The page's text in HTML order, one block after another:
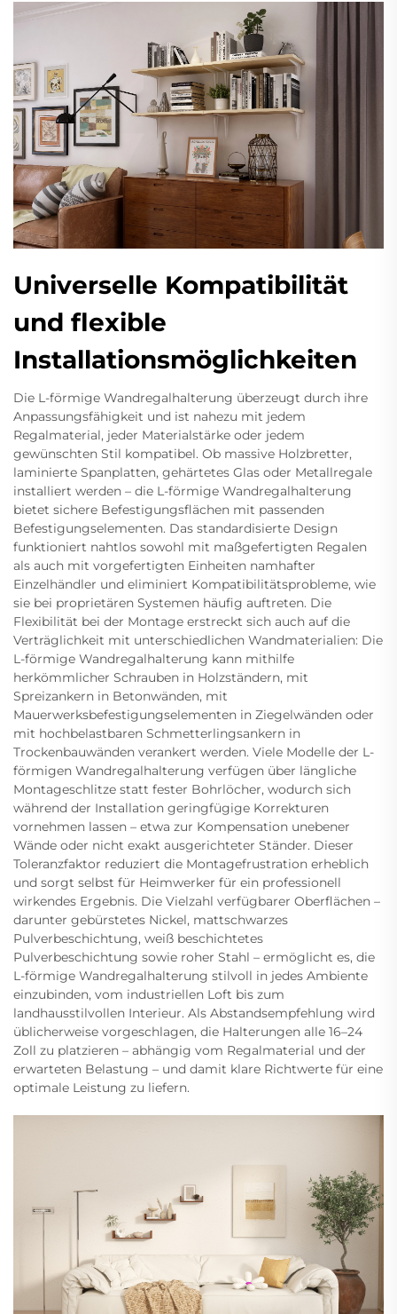
Universelle Kompatibilität
und flexible
Installationsmöglichkeiten
Die L-förmige Wandregalhalterung überzeugt durch ihre
Anpassungsfähigkeit und ist nahezu mit jedem
Regalmaterial, jeder Materialstärke oder jedem
gewünschten Stil kompatibel. Ob massive Holzbretter,
laminierte Spanplatten, gehärtetes Glas oder Metallregale
installiert werden – die L-förmige Wandregalhalterung
bietet sichere Befestigungsflächen mit passenden
Befestigungselementen. Das standardisierte Design
funktioniert nahtlos sowohl mit maßgefertigten Regalen
als auch mit vorgefertigten Einheiten namhafter
Einzelhändler und eliminiert Kompatibilitätsprobleme, wie
sie bei proprietären Systemen häufig auftreten. Die
Flexibilität bei der Montage erstreckt sich auch auf die
Verträglichkeit mit unterschiedlichen Wandmaterialien: Die
L-förmige Wandregalhalterung kann mithilfe
herkömmlicher Schrauben in Holzständern, mit
Spreizankern in Betonwänden, mit
Mauerwerksbefestigungselementen in Ziegelwänden oder
mit hochbelastbaren Schmetterlingsankern in
Trockenbauwänden verankert werden. Viele Modelle der L-
förmigen Wandregalhalterung verfügen über längliche
Montageschlitze statt fester Bohrlöcher, wodurch sich
während der Installation geringfügige Korrekturen
vornehmen lassen – etwa zur Kompensation unebener
Wände oder nicht exakt ausgerichteter Ständer. Dieser
Toleranzfaktor reduziert die Montagefrustration erheblich
und sorgt selbst für Heimwerker für ein professionell
wirkendes Ergebnis. Die Vielzahl verfügbarer Oberflächen –
darunter gebürstetes Nickel, mattschwarzes
Pulverbeschichtung, weiß beschichtetes
Pulverbeschichtung sowie roher Stahl – ermöglicht es, die
L-förmige Wandregalhalterung stilvoll in jedes Ambiente
einzubinden, vom industriellen Loft bis zum
landhausstilvollen Interieur. Als Abstandsempfehlung wird
üblicherweise vorgeschlagen, die Halterungen alle 16–24
Zoll zu platzieren – abhängig vom Regalmaterial und der
erwarteten Belastung – und damit klare Richtwerte für eine
optimale Leistung zu liefern.